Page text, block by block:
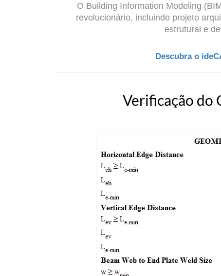
O Building Information Modeling
revolucionário, incluindo projeto
estrutural e
Descubra o
Verificação do